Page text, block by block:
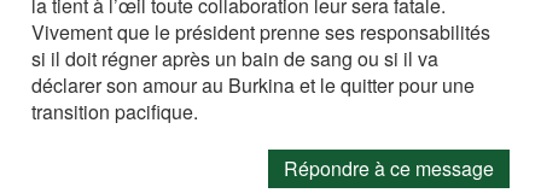
la tient à l’œil toute collaboration leur sera fatale.
Vivement que le président prenne ses responsabilités
si il doit régner après un bain de sang ou si il va
déclarer son amour au Burkina et le quitter pour une
transition pacifique.
Répondre à ce message